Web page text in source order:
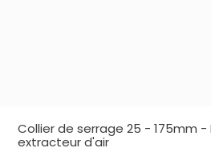
Temporisateur /
15min pour éclairages